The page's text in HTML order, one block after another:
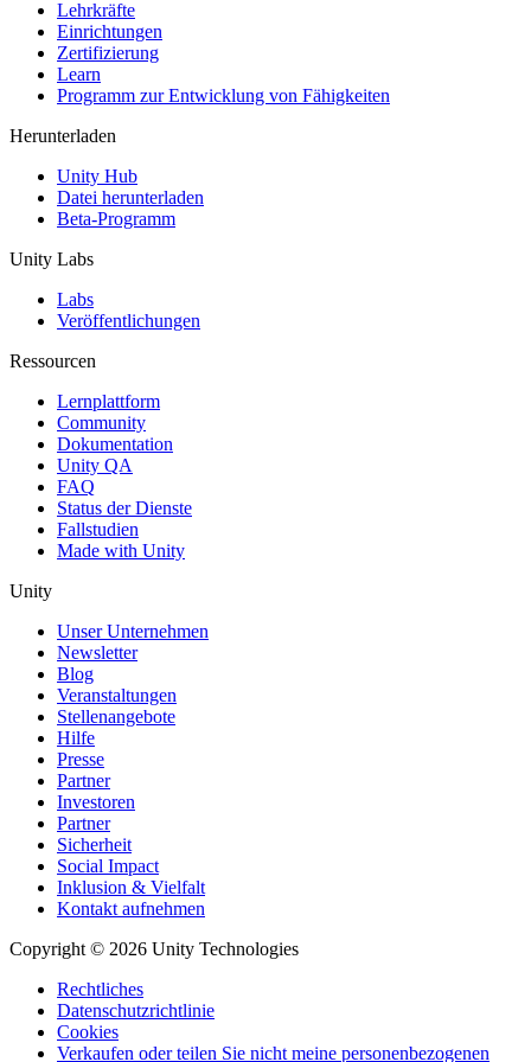
XR-Spiele
XR-Spiele plattformübergreifend starten
Multiplayer-Spiele
Vereinfachte Entwicklung von Multiplayer-Spielen
Lehrkräfte
Einrichtungen
Zertifizierung
Learn
Programm zur Entwicklung von Fähigkeiten
Herunterladen
Unity Hub
Datei herunterladen
Beta-Programm
Unity Labs
Labs
Veröffentlichungen
Ressourcen
Lernplattform
Community
Dokumentation
Unity QA
FAQ
Status der Dienste
Fallstudien
Made with Unity
Unity
Unser Unternehmen
Newsletter
Blog
Veranstaltungen
Stellenangebote
Hilfe
Presse
Partner
Investoren
Partner
Sicherheit
Social Impact
Inklusion & Vielfalt
Kontakt aufnehmen
Copyright © 2026 Unity Technologies
Rechtliches
Datenschutzrichtlinie
Cookies
Verkaufen oder teilen Sie nicht meine personenbezogenen